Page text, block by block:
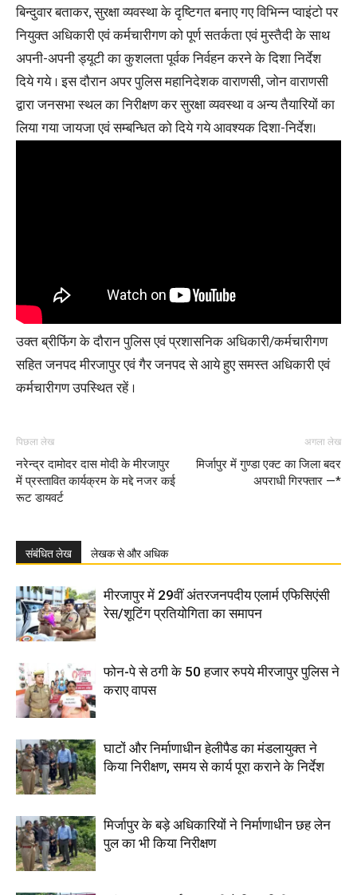
बिन्दुवार बताकर, सुरक्षा व्यवस्था के दृष्टिगत बनाए गए विभिन्न प्वाइंटो पर
नियुक्त अधिकारी एवं कर्मचारीगण को पूर्ण सतर्कता एवं मुस्तैदी के साथ
अपनी-अपनी ड्यूटी का कुशलता पूर्वक निर्वहन करने के दिशा निर्देश
दिये गये । इस दौरान अपर पुलिस महानिदेशक वाराणसी, जोन वाराणसी
द्वारा जनसभा स्थल का निरीक्षण कर सुरक्षा व्यवस्था व अन्य तैयारियों का
लिया गया जायजा एवं सम्बन्धित को दिये गये आवश्यक दिशा-निर्देश।
उक्त ब्रीफिंग के दौरान पुलिस एवं प्रशासनिक अधिकारी/कर्मचारीगण
सहित जनपद मीरजापुर एवं गैर जनपद से आये हुए समस्त अधिकारी एवं
कर्मचारीगण उपस्थित रहें ।
पिछला लेख
नरेन्द्र दामोदर दास मोदी के मीरजापुर
में प्रस्तावित कार्यक्रम के मद्दे नजर कई
रूट डायवर्ट
अगला लेख
मिर्जापुर में गुण्डा एक्ट का जिला बदर
अपराधी गिरफ्तार —*
संबंधित लेख लेखक से और अधिक
मीरजापुर में 29वीं अंतरजनपदीय एलार्म एफिसिएंसी
रेस/शूटिंग प्रतियोगिता का समापन
फोन-पे से ठगी के 50 हजार रुपये मीरजापुर पुलिस ने
कराए वापस
घाटों और निर्माणाधीन हेलीपैड का मंडलायुक्त ने
किया निरीक्षण, समय से कार्य पूरा कराने के निर्देश
मिर्जापुर के बड़े अधिकारियों ने निर्माणाधीन छह लेन
पुल का भी किया निरीक्षण